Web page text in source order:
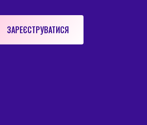
ЗАРЕЄСТРУВАТИСЯ